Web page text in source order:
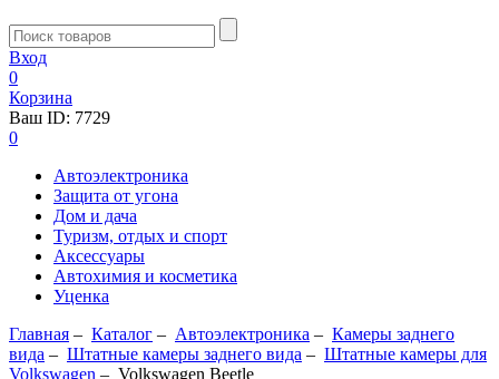
Вход
0
Корзина
Ваш ID: 7729
0
Автоэлектроника
Защита от угона
Дом и дача
Туризм, отдых и спорт
Аксессуары
Автохимия и косметика
Уценка
Главная – Каталог – Автоэлектроника – Камеры заднего
вида – Штатные камеры заднего вида – Штатные камеры для
Volkswagen – Volkswagen Beetle